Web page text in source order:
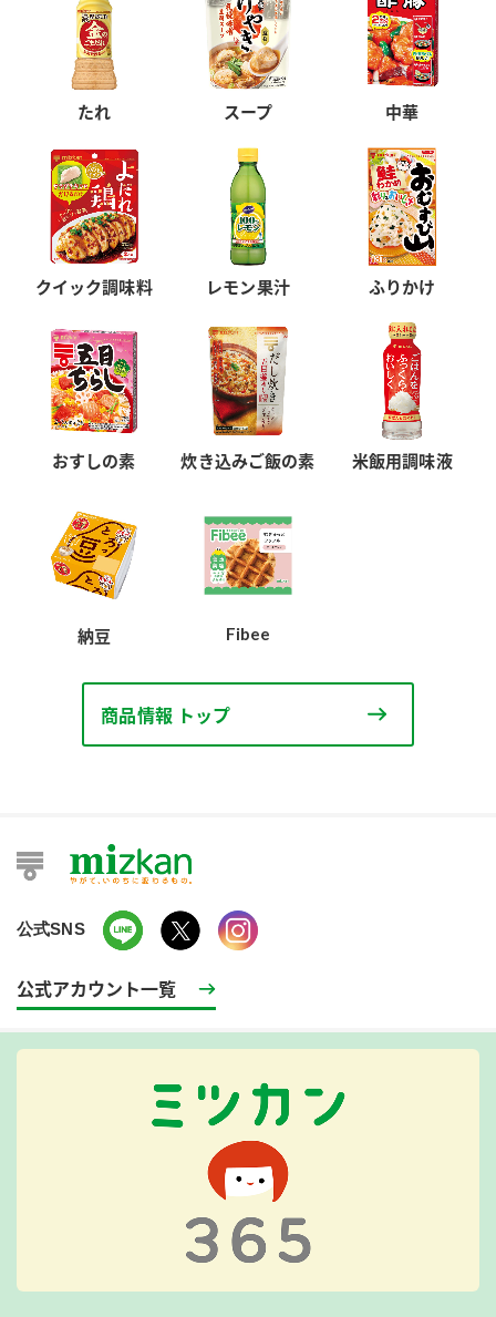
たれ スープ 中華
クイック調味料 レモン果汁 ふりかけ
おすしの素 炊き込みご飯の素 米飯用調味液
納豆 Fibee
商品情報 トップ
公式SNS
公式アカウント一覧